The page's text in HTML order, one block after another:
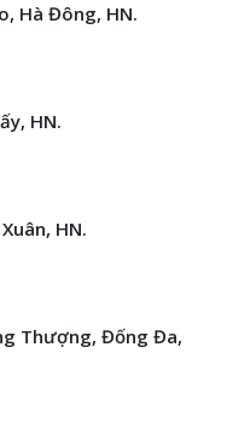
Hà Đông, HN.
HN.
HN.
Thượng, Đống Đa,